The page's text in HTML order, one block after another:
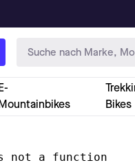
E-
Mountainbikes
Bikes
not a function